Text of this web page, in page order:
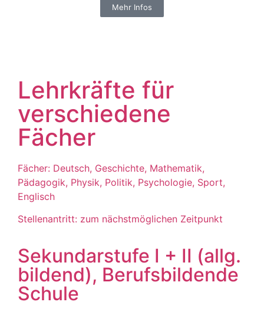
Mehr Infos
Lehrkräfte für
verschiedene
Fächer
Fächer: Deutsch, Geschichte, Mathematik,
Pädagogik, Physik, Politik, Psychologie, Sport,
Englisch
Stellenantritt: zum nächstmöglichen Zeitpunkt
Sekundarstufe I + II (allg.
bildend), Berufsbildende
Schule